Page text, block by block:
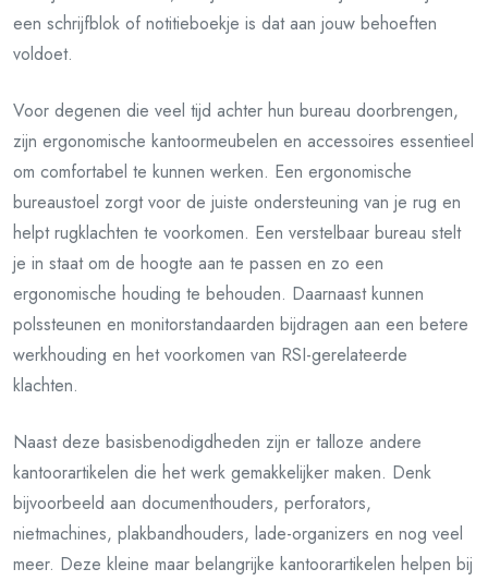
een schrijfblok of notitieboekje is dat aan jouw behoeften
voldoet.
Voor degenen die veel tijd achter hun bureau doorbrengen,
zijn ergonomische kantoormeubelen en accessoires essentieel
om comfortabel te kunnen werken. Een ergonomische
bureaustoel zorgt voor de juiste ondersteuning van je rug en
helpt rugklachten te voorkomen. Een verstelbaar bureau stelt
je in staat om de hoogte aan te passen en zo een
ergonomische houding te behouden. Daarnaast kunnen
polssteunen en monitorstandaarden bijdragen aan een betere
werkhouding en het voorkomen van RSI-gerelateerde
klachten.
Naast deze basisbenodigdheden zijn er talloze andere
kantoorartikelen die het werk gemakkelijker maken. Denk
bijvoorbeeld aan documenthouders, perforators,
nietmachines, plakbandhouders, lade-organizers en nog veel
meer. Deze kleine maar belangrijke kantoorartikelen helpen bij